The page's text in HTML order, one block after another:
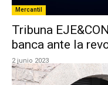
Mercantil
Tribuna
banca ante la
2 junio 2023